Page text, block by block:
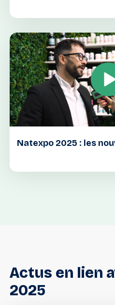
Natexpo 2025 : les
Actus en lien
2025